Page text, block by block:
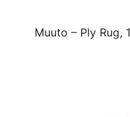
Muuto – Ply Rug,